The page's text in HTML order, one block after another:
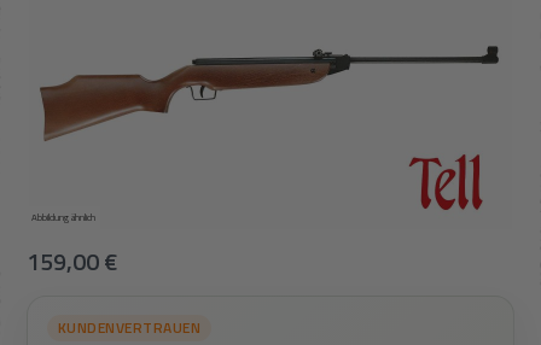
Abbildung ähnlich
Regulärer Preis:
159,00 €
KUNDENVERTRAUEN